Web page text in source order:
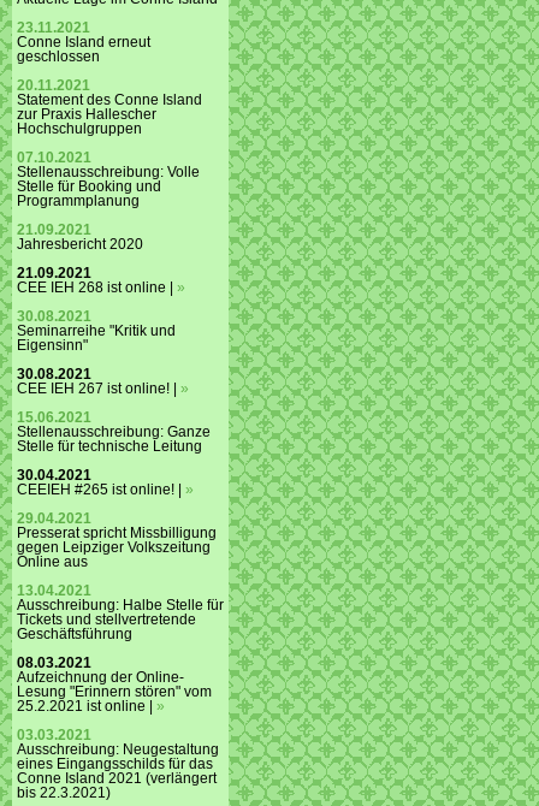
23.11.2021
Conne Island erneut
geschlossen
20.11.2021
Statement des Conne Island
zur Praxis Hallescher
Hochschulgruppen
07.10.2021
Stellenausschreibung: Volle
Stelle für Booking und
Programmplanung
21.09.2021
Jahresbericht 2020
21.09.2021
CEE IEH 268 ist online | »
30.08.2021
Seminarreihe "Kritik und
Eigensinn"
30.08.2021
CEE IEH 267 ist online! | »
15.06.2021
Stellenausschreibung: Ganze
Stelle für technische Leitung
30.04.2021
CEEIEH #265 ist online! | »
29.04.2021
Presserat spricht Missbilligung
gegen Leipziger Volkszeitung
Online aus
13.04.2021
Ausschreibung: Halbe Stelle für
Tickets und stellvertretende
Geschäftsführung
08.03.2021
Aufzeichnung der Online-
Lesung "Erinnern stören" vom
25.2.2021 ist online | »
03.03.2021
Ausschreibung: Neugestaltung
eines Eingangsschilds für das
Conne Island 2021 (verlängert
bis 22.3.2021)